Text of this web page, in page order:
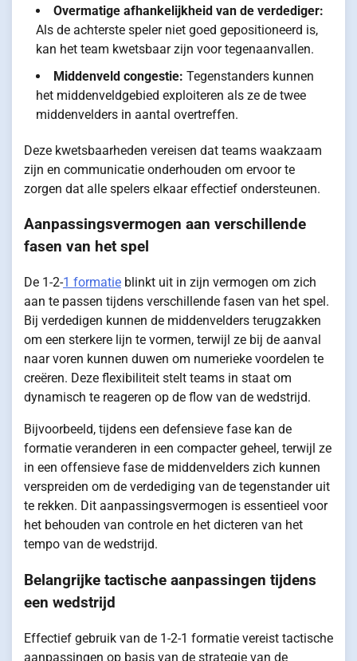
Overmatige afhankelijkheid van de verdediger:
Als de achterste speler niet goed gepositioneerd is,
kan het team kwetsbaar zijn voor tegenaanvallen.
Middenveld congestie: Tegenstanders kunnen
het middenveldgebied exploiteren als ze de twee
middenvelders in aantal overtreffen.
Deze kwetsbaarheden vereisen dat teams waakzaam
zijn en communicatie onderhouden om ervoor te
zorgen dat alle spelers elkaar effectief ondersteunen.
Aanpassingsvermogen aan verschillende
fasen van het spel
De 1-2-1 formatie blinkt uit in zijn vermogen om zich
aan te passen tijdens verschillende fasen van het spel.
Bij verdedigen kunnen de middenvelders terugzakken
om een sterkere lijn te vormen, terwijl ze bij de aanval
naar voren kunnen duwen om numerieke voordelen te
creëren. Deze flexibiliteit stelt teams in staat om
dynamisch te reageren op de flow van de wedstrijd.
Bijvoorbeeld, tijdens een defensieve fase kan de
formatie veranderen in een compacter geheel, terwijl ze
in een offensieve fase de middenvelders zich kunnen
verspreiden om de verdediging van de tegenstander uit
te rekken. Dit aanpassingsvermogen is essentieel voor
het behouden van controle en het dicteren van het
tempo van de wedstrijd.
Belangrijke tactische aanpassingen tijdens
een wedstrijd
Effectief gebruik van de 1-2-1 formatie vereist tactische
aanpassingen op basis van de strategie van de